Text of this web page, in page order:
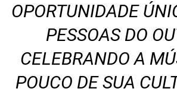
OPORTUNIDADE
PESSOAS DO
CELEBRANDO A
POUCO DE SUA